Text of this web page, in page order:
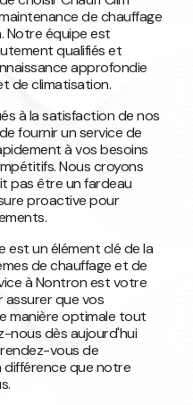
de chauffage
Notre équipe est
qualifiés et
approfondie
de climatisation.
à la satisfaction de nos
fournir un service de
à vos besoins
Nous croyons
pas être un fardeau
proactive pour
est un élément clé de la
de chauffage et de
à Nontron est votre
que vos
manière optimale tout
nous dès aujourd'hui
vous de
différence que notre